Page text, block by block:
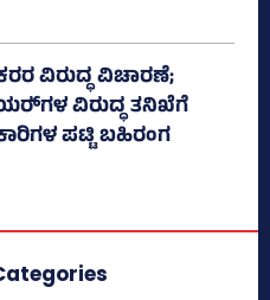
ವಿರುದ್ಧ ವಿಚಾರಣೆ;
ವಿರುದ್ಧ ತನಿಖೆಗೆ
ಪಟ್ಟಿ ಬಹಿರಂಗ